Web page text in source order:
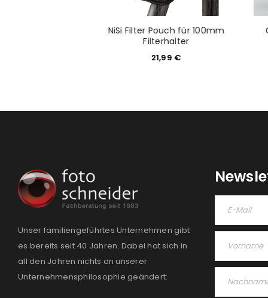
NiSi Filter Pouch für 100mm
Filterhalter
21,99 €
Unser familiengeführtes Unternehmen gibt
es bereits seit 40 Jahren. Dabei hat sich in
all den Jahren nichts an unserer
Unternehmensphilosophie geändert: